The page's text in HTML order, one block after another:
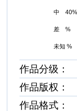
中 40%
差 %
未知 %
作品分级：
作品版权：
作品格式